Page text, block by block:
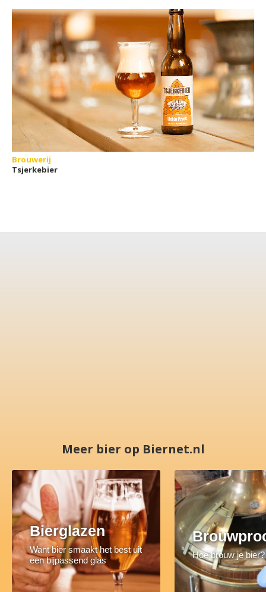
Brouwerij
Tsjerkebier
Meer bier op Biernet.nl
Bierglazen
Want bier smaakt het best uit
een bijpassend glas
Hoe brouw je bier?